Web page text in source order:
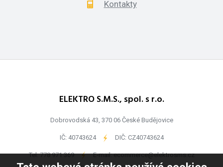
Kontakty
ELEKTRO S.M.S., spol. s r.o.
Dobrovodská 43, 370 06 České Budějovice
IČ: 40743624 - DIČ: CZ40743624
Tel:778 971 369 - E-mail:ecommerce@elektrosms.cz